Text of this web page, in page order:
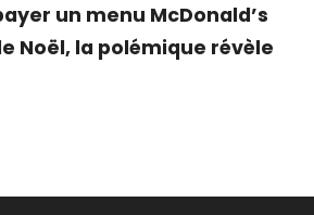
un menu McDonald’s
Noël, la polémique révèle